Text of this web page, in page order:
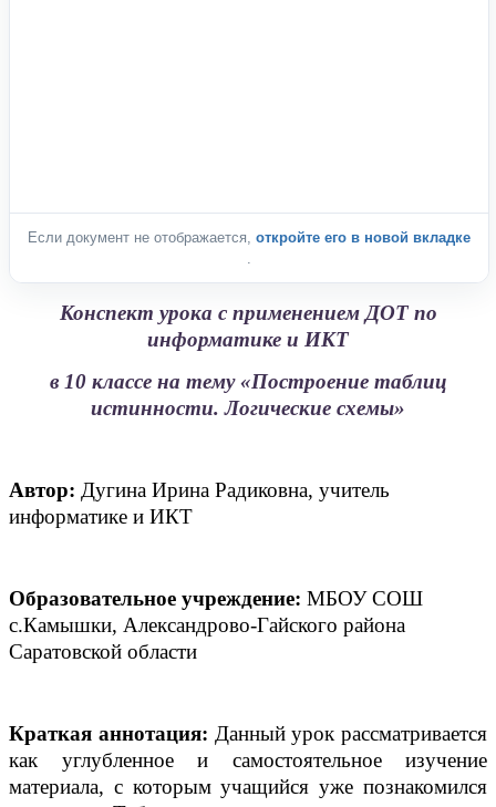
Если документ не отображается, откройте его в новой вкладке
Конспект урока с применением ДОТ по
информатике и ИКТ
в 10 классе на тему «Построение таблиц
истинности. Логические схемы»
Автор: Дугина Ирина Радиковна, учитель
информатике и ИКТ
Образовательное учреждение: МБОУ СОШ
с.Камышки, Александрово-Гайского района
Саратовской области
Краткая аннотация: Данный урок рассматривается
как углубленное и самостоятельное изучение
материала, с которым учащийся уже познакомился